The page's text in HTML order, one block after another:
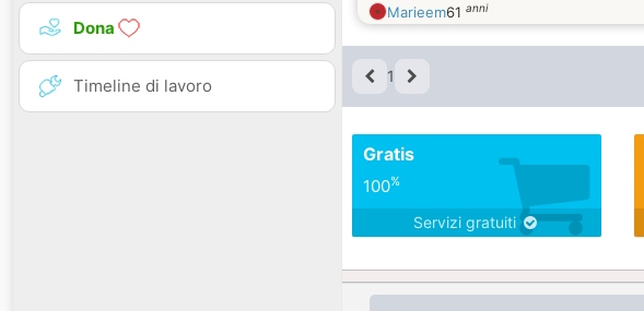
Dona
Timeline di lavoro
Marieem61 anni
1
Gratis
100%
Servizi gratuiti